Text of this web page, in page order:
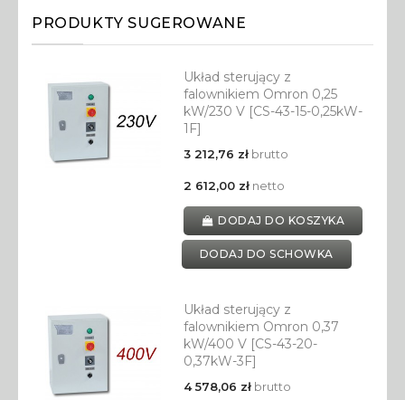
PRODUKTY SUGEROWANE
Układ sterujący z
falownikiem Omron 0,25
kW/230 V [CS-43-15-0,25kW-
1F]
3 212,76 złbrutto
2 612,00 złnetto
DODAJ DO KOSZYKA
DODAJ DO SCHOWKA
Układ sterujący z
falownikiem Omron 0,37
kW/400 V [CS-43-20-
0,37kW-3F]
4 578,06 złbrutto